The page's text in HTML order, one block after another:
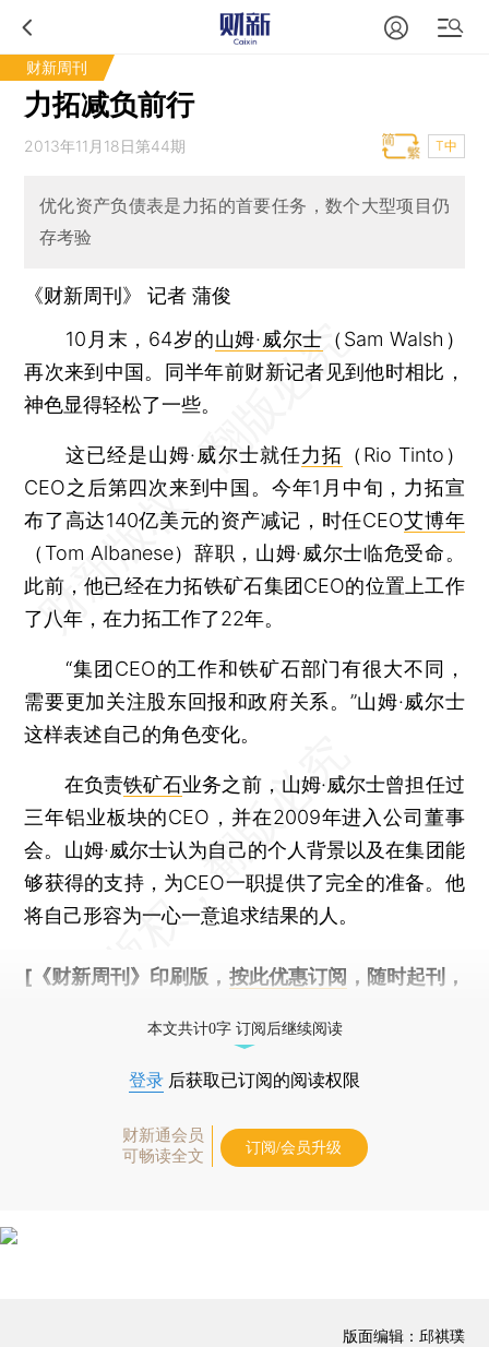
财新周刊
力拓减负前行
2013年11月18日第44期 T中
优化资产负债表是力拓的首要任务，数个大型项目仍
存考验
《财新周刊》 记者 蒲俊
10月末，64岁的山姆·威尔士 （Sam Walsh）
再次来到中国。同半年前财新记者见到他时相比，
神色显得轻松了一些。
这已经是山姆·威尔士就任力拓 （Rio Tinto）
CEO之后第四次来到中国。今年1月中旬，力拓宣
布了高达140亿美元的资产减记，时任CEO艾博年
（Tom Albanese）辞职，山姆·威尔士临危受命。
此前，他已经在力拓铁矿石集团CEO的位置上工作
了八年，在力拓工作了22年。
“集团CEO的工作和铁矿石部门有很大不同，
需要更加关注股东回报和政府关系。”山姆·威尔士
这样表述自己的角色变化。
在负责铁矿石业务之前，山姆·威尔士曾担任过
三年铝业板块的CEO，并在2009年进入公司董事
会。山姆·威尔士认为自己的个人背景以及在集团能
够获得的支持，为CEO一职提供了完全的准备。他
将自己形容为一心一意追求结果的人。
[《财新周刊》印刷版， 按此优惠订阅 ，随时起刊，
本文共计0字 订阅后继续阅读
登录 后获取已订阅的阅读权限
财新通会员
可畅读全文
订阅/会员升级
版面编辑：邱祺璞